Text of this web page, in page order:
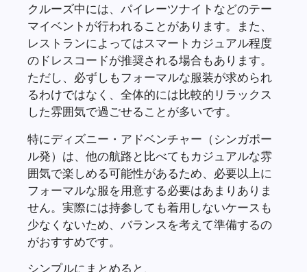
クルーズ中には、パイレーツナイトなどのテー
マイベントが行われることがあります。また、
レストランによってはスマートカジュアル程度
のドレスコードが推奨される場合もあります。
ただし、必ずしもフォーマルな服装が求められ
るわけではなく、全体的には比較的リラックス
した雰囲気で過ごせることが多いです。
特にディズニー・アドベンチャー（シンガポー
ル発）は、他の航路と比べてもカジュアルな雰
囲気で楽しめる可能性があるため、必要以上に
フォーマルな服を用意する必要はあまりありま
せん。実際には持参しても着用しないケースも
少なくないため、バランスを考えて準備するの
がおすすめです。
シンプルにまとめると、